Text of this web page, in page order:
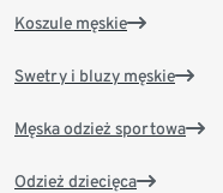
Koszule męskie
Swetry i bluzy męskie
Męska odzież sportowa
Odzież dziecięca